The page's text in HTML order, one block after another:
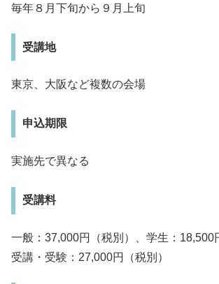
毎年８月下旬から９月上旬
受講地
東京、大阪など複数の会場
申込期限
実施先で異なる
受講料
一般：37,000円（税別）、学生：18,500
受講・受験：27,000円（税別）